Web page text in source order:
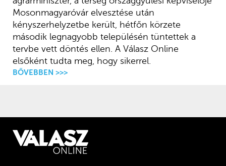
Mosonmagyaróvár elvesztése után
kényszerhelyzetbe került, hétfőn körzete
második legnagyobb településén tüntettek a
tervbe vett döntés ellen. A Válasz Online
elsőként tudta meg, hogy sikerrel.
BŐVEBBEN >>>